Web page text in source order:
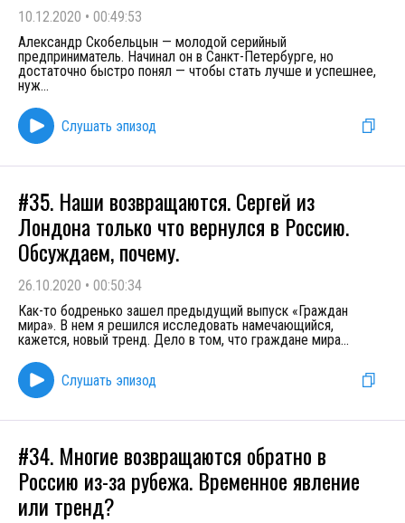
10.12.2020 • 00:49:53
Александр Скобельцын — молодой серийный
предприниматель. Начинал он в Санкт-Петербурге, но
достаточно быстро понял — чтобы стать лучше и успешнее,
нуж...
Слушать эпизод
#35. Наши возвращаются. Сергей из
Лондона только что вернулся в Россию.
Обсуждаем, почему.
26.10.2020 • 00:50:34
Как-то бодренько зашел предыдущий выпуск «Граждан
мира». В нем я решился исследовать намечающийся,
кажется, новый тренд. Дело в том, что граждане мира...
Слушать эпизод
#34. Многие возвращаются обратно в
Россию из-за рубежа. Временное явление
или тренд?